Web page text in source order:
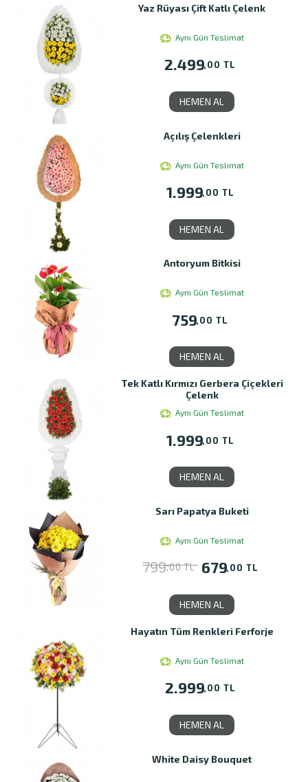
Yaz Rüyası Çift Katlı Çelenk
Aynı Gün Teslimat
2.499,00 TL
HEMEN AL
Açılış Çelenkleri
Aynı Gün Teslimat
1.999,00 TL
HEMEN AL
Antoryum Bitkisi
Aynı Gün Teslimat
759,00 TL
HEMEN AL
Tek Katlı Kırmızı Gerbera Çiçekleri
Çelenk
Aynı Gün Teslimat
1.999,00 TL
HEMEN AL
Sarı Papatya Buketi
Aynı Gün Teslimat
799,00 TL 679,00 TL
HEMEN AL
Hayatın Tüm Renkleri Ferforje
Aynı Gün Teslimat
2.999,00 TL
HEMEN AL
White Daisy Bouquet